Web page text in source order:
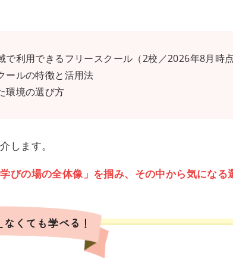
で利用できるフリースクール（2校／2026年8月時点
ールの特徴と活用法
環境の選び方
します。
びの場の全体像」を掴み、その中から気になる
くても学べる！